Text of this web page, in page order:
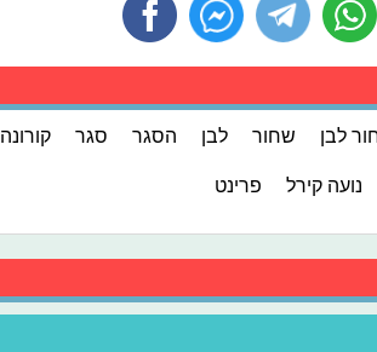
לבן שחור לבן הסגר סגר קורונה
נועה קירל פרינט